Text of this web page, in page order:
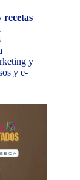
recetas
y
y e-